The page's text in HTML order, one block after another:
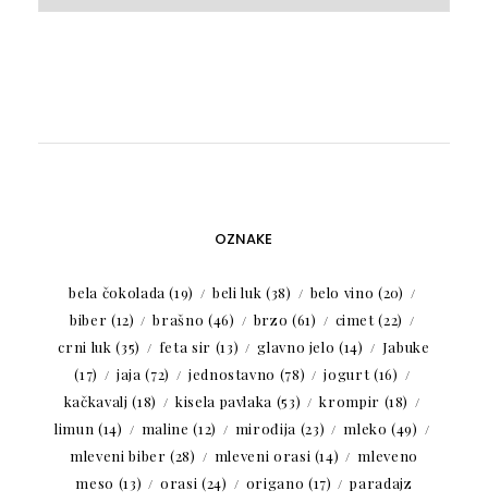
OZNAKE
bela čokolada (19) beli luk (38) belo vino (20)
biber (12) brašno (46) brzo (61) cimet(22)
crni luk (35) feta sir (13) glavno jelo (14)
Jabuke
(17)
jaja (72) jednostavno (78) jogurt(16)
kačkavalj (18) kisela pavlaka (53) krompir (18)
limun (14) maline (12) mirođija (23) mleko (49)
mleveni biber (28) mleveni orasi (14)
mleveno
meso (13) orasi (24) origano (17)
paradajz